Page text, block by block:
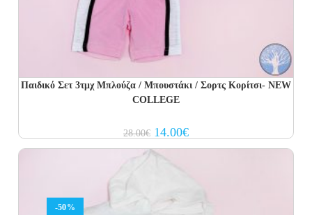
Παιδικό Σετ 3τμχ Μπλούζα / Μπουστάκι / Σορτς Κορίτσι- NEW
COLLEGE
28.00€ Original
price
was:
14.00€Current
price
is:
-50%